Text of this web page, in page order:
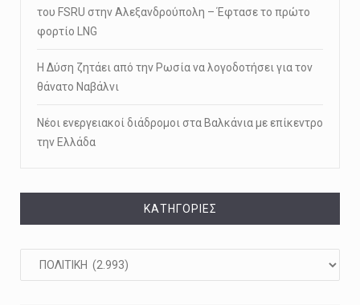
του FSRU στην Αλεξανδρούπολη – Έφτασε το πρώτο
φορτίο LNG
Η Δύση ζητάει από την Ρωσία να λογοδοτήσει για τον
θάνατο Ναβάλνι
Νέοι ενεργειακοί διάδρομοι στα Βαλκάνια με επίκεντρο
την Ελλάδα
KΑΤΗΓΟΡΊΕΣ